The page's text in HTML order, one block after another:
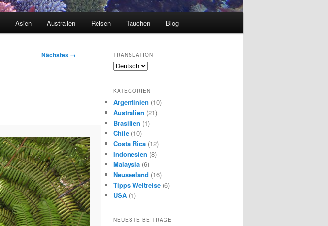
Asien Australien Reisen Tauchen Blog
Nächstes → TRANSLATION
KATEGORIEN
Argentinien (10)
Australien (21)
Brasilien (1)
Chile (10)
Costa Rica (12)
Indonesien (8)
Malaysia (6)
Neuseeland (16)
Tipps Weltreise (6)
USA (1)
NEUESTE BEITRÄGE